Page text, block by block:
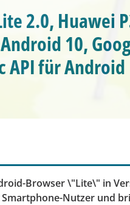
2.0, Huawei
10,
API für Android
Browser \"Lite\" in
Nutzer und